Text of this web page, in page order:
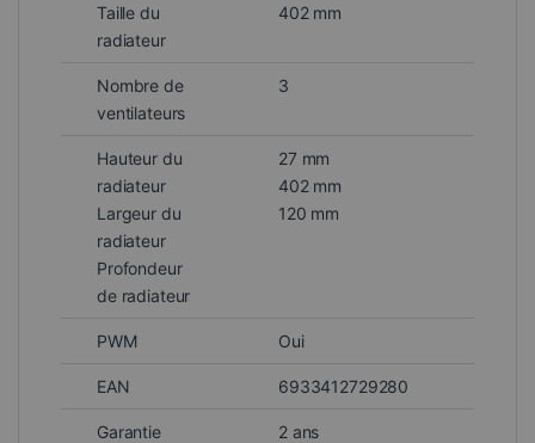
Taille du
radiateur
402 mm
Nombre de
ventilateurs
3
Hauteur du
radiateur
Largeur du
radiateur
Profondeur
de radiateur
27 mm
402 mm
120 mm
PWM Oui
EAN 6933412729280
Garantie 2 ans